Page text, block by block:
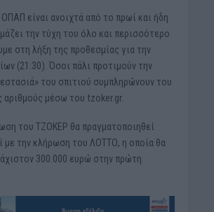
είναι ανοιχτά από το πρωί και ήδη
την τύχη του όλο και περισσότερο
στη λήξη της προθεσμίας για την
(21:30). Όσοι πάλι προτιμούν την
του σπιτιού συμπληρώνουν του
αριθμούς μέσω του tzoker.gr.
του ΤΖΟΚΕΡ θα πραγματοποιηθεί
με την κλήρωση του ΛΟΤΤΟ, η οποία θα
300.000 ευρώ στην πρώτη